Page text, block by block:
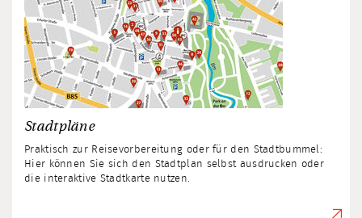
Stadtpläne
Praktisch zur Reisevorbereitung oder für den Stadtbummel:
Hier können Sie sich den Stadtplan selbst ausdrucken oder
die interaktive Stadtkarte nutzen.